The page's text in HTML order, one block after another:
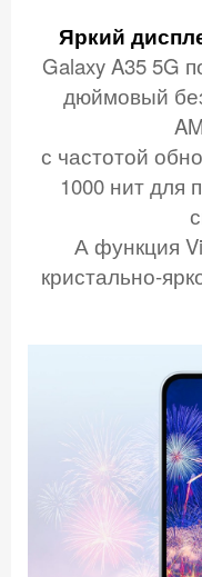
Яркий
Galaxy A35 5G
дюймовый
с частотой
1000 нит для
А функция
кристально-